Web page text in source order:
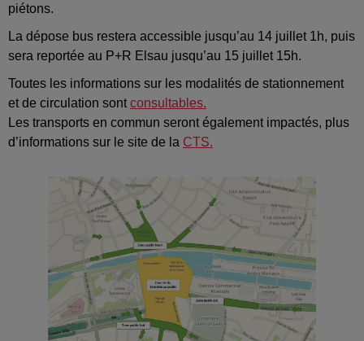
piétons.
La dépose bus restera accessible jusqu’au 14 juillet 1h, puis
sera reportée au P+R Elsau jusqu’au 15 juillet 15h.
Toutes les informations sur les modalités de stationnement
et de circulation sontconsultables.
Les transports en commun seront également impactés, plus
d’informations sur le site de la CTS.